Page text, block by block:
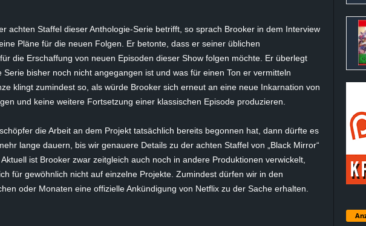
achten Staffel dieser Anthologie-Serie betrifft, so sprach Brooker in dem Interview
Pläne für die neuen Folgen. Er betonte, dass er seiner üblichen
die Erschaffung von neuen Episoden dieser Show folgen möchte. Er überlegt
Serie bisher noch nicht angegangen ist und was für einen Ton er vermitteln
klingt zumindest so, als würde Brooker sich erneut an eine neue Inkarnation von
und keine weitere Fortsetzung einer klassischen Episode produzieren.
die Arbeit an dem Projekt tatsächlich bereits begonnen hat, dann dürfte es
lange dauern, bis wir genauere Details zu der achten Staffel von „Black Mirror“
ist Brooker zwar zeitgleich auch noch in andere Produktionen verwickelt,
für gewöhnlich nicht auf einzelne Projekte. Zumindest dürfen wir in den
oder Monaten eine offizielle Ankündigung von Netflix zu der Sache erhalten.